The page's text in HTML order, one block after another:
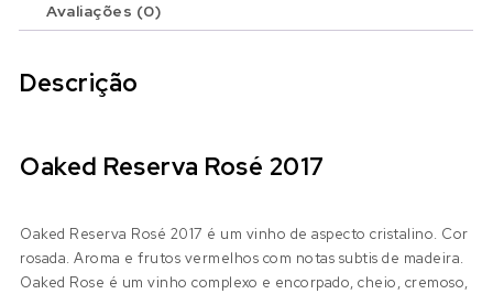
Avaliações (0)
Descrição
Oaked Reserva Rosé 2017
Oaked Reserva Rosé 2017 é um vinho de aspecto cristalino. Cor
rosada. Aroma e frutos vermelhos com notas subtis de madeira.
Oaked Rose é um vinho complexo e encorpado, cheio, cremoso,